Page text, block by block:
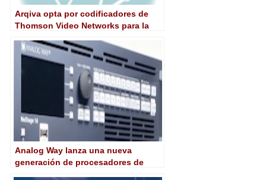
Arqiva opta por codificadores de
Thomson Video Networks para la
Analog Way lanza una nueva
generación de procesadores de